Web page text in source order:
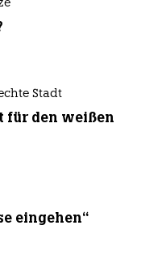
Stadt
für den weißen
eingehen“